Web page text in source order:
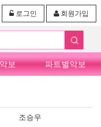
회원가입
로그인
보 파트별악보
조승우